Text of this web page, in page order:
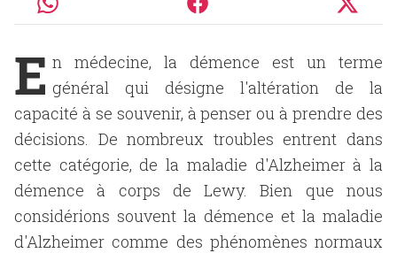
E n médecine, la démence est un terme
général qui désigne l'altération de la
capacité à se souvenir, à penser ou à prendre des
décisions. De nombreux troubles entrent dans
cette catégorie, de la maladie d'Alzheimer à la
démence à corps de Lewy. Bien que nous
considérions souvent la démence et la maladie
d'Alzheimer comme des phénomènes normaux